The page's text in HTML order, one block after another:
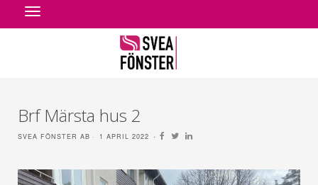
Toggle
navigation
Brf Märsta hus 2
SVEA FÖNSTER AB 1 APRIL 2022